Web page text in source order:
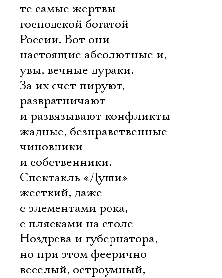
те самые жертвы
господской богатой
России. Вот они 
настоящие абсолютные и,
увы, вечные дураки.
За их счет пируют,
развратничают
и развязывают конфликты 
жадные, безнравственные
чиновники
и собственники.
Спектакль «Души» 
жесткий, даже
с элементами рока,
с плясками на столе
Ноздрева и губернатора,
но при этом феерично
веселый, остроумный,